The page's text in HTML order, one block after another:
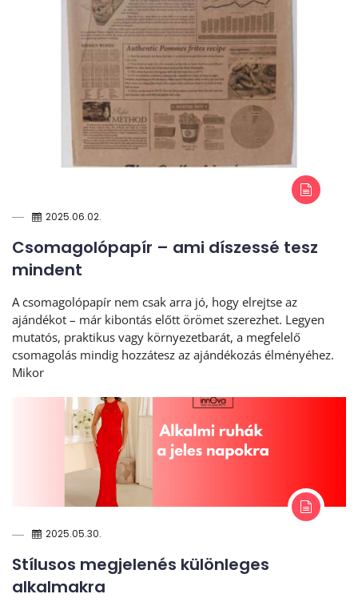
2025.06.02.
Csomagolópapír – ami díszessé tesz
mindent
A csomagolópapír nem csak arra jó, hogy elrejtse az
ajándékot – már kibontás előtt örömet szerezhet. Legyen
mutatós, praktikus vagy környezetbarát, a megfelelő
csomagolás mindig hozzátesz az ajándékozás élményéhez.
Mikor
2025.05.30.
Stílusos megjelenés különleges
alkalmakra